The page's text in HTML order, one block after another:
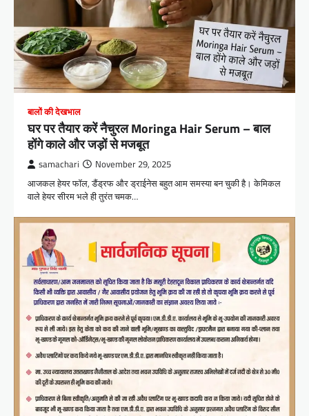
बालों की देखभाल
घर पर तैयार करें नैचुरल Moringa Hair Serum – बाल
होंगे काले और जड़ों से मजबूत
samachari November 29, 2025
आजकल हेयर फॉल, डैंड्रफ और ड्राईनेस बहुत आम समस्या बन चुकी है। केमिकल
वाले हेयर सीरम भले ही तुरंत चमक…